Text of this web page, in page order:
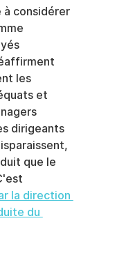
à considérer
les
et
dirigeants
que le
la direction
du